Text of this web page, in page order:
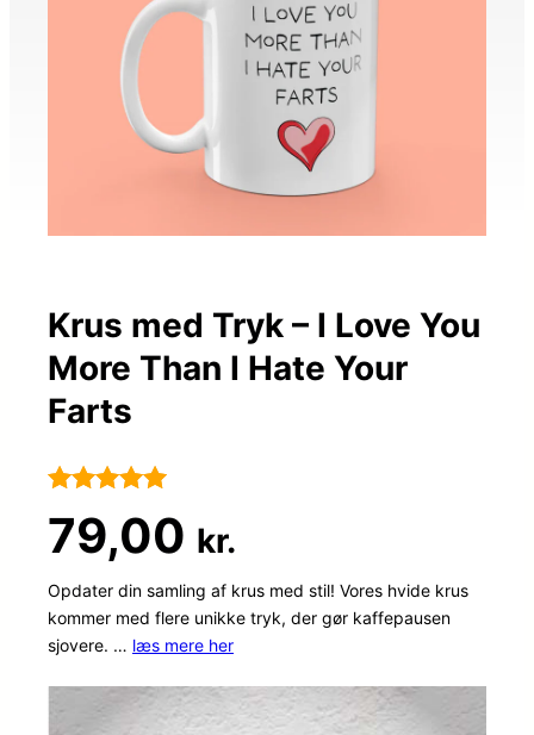
Krus med Tryk – I Love You
More Than I Hate Your
Farts
som4.9
ud af 5
baseret på
kundebedø
79,00 kr.
Opdater din samling af krus med stil! Vores hvide krus
kommer med flere unikke tryk, der gør kaffepausen
sjovere. … læs mere her